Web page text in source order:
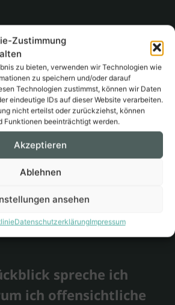
Zustimmung
zu bieten, verwenden wir Technologien wie
zu speichern und/oder darauf
Technologien zustimmst, können wir Daten
eindeutige IDs auf dieser Website verarbeiten.
nicht erteilst oder zurückziehst, können
Funktionen beeinträchtigt werden.
Akzeptieren
Ablehnen
ansehen
DatenschutzerklärungImpressum
spreche ich
ich offensichtliche